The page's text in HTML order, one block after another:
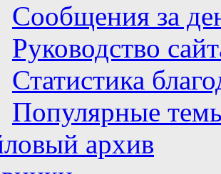
Сообщения за
Руководство
Статистика
Популярные
архив